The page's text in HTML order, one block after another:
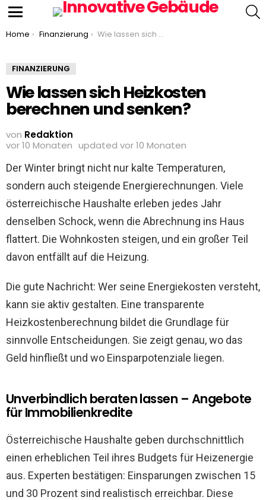
You are here:
Home Finanzierung Wie lassen sich Heizkosten berechnen und senken?
FINANZIERUNG
Wie lassen sich Heizkosten
berechnen und senken?
von Redaktion
vor 10 Monaten updated vor 10 Monaten
Der Winter bringt nicht nur kalte Temperaturen,
sondern auch steigende Energierechnungen. Viele
österreichische Haushalte erleben jedes Jahr
denselben Schock, wenn die Abrechnung ins Haus
flattert. Die Wohnkosten steigen, und ein großer Teil
davon entfällt auf die Heizung.
Die gute Nachricht: Wer seine Energiekosten versteht,
kann sie aktiv gestalten. Eine transparente
Heizkostenberechnung bildet die Grundlage für
sinnvolle Entscheidungen. Sie zeigt genau, wo das
Geld hinfließt und wo Einsparpotenziale liegen.
Unverbindlich beraten lassen – Angebote
für Immobilienkredite
Österreichische Haushalte geben durchschnittlich
einen erheblichen Teil ihres Budgets für Heizenergie
aus. Experten bestätigen: Einsparungen zwischen 15
und 30 Prozent sind realistisch erreichbar. Diese